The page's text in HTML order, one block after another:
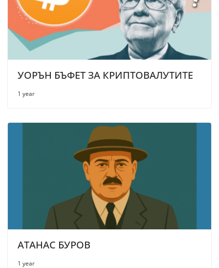
УОРЪН БЪФЕТ ЗА КРИПТОВАЛУТИТЕ
1 year
АТАНАС БУРОВ
1 year